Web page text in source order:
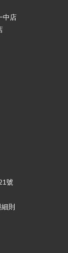
中店
號
則